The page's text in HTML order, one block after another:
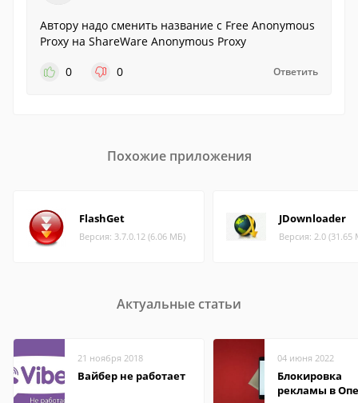
Автору надо сменить название с Free Anonymous
Proxy на ShareWare Anonymous Proxy
0
0 Ответить
Похожие приложения
FlashGet
Версия: 3.7.0.12 (6.06 МБ)
JDownloader
Версия: 2.0 (31.65
Актуальные статьи
21 ноября 2018
Вайбер не работает
04 июня 2022
Блокировка
рекламы в